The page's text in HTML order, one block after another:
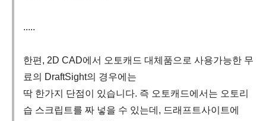
.....
한편, 2D CAD에서 오토캐드 대체품으로 사용가능한 무
료의 DraftSight의 경우에는
딱 한가지 단점이 있습니다. 즉 오토캐드에서는 오토리
습 스크립트를 짜 넣을 수 있는데, 드래프트사이트에